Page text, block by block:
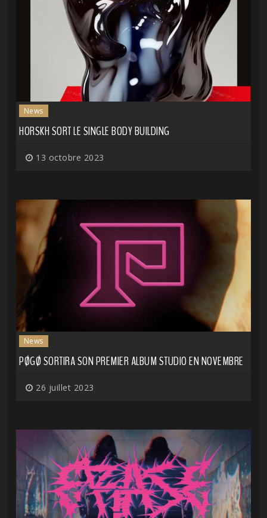
News
HORSKH SORT LE SINGLE BODY BUILDING
13 octobre 2023
News
PØGØ SORTIRA SON PREMIER ALBUM STUDIO EN NOVEMBRE
26 juillet 2023